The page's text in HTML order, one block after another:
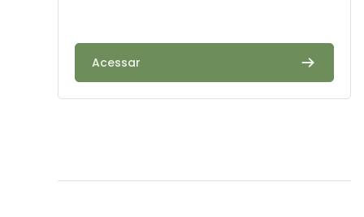
Acessar